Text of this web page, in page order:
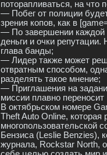
поторапливаться, на что
— Побег от полиции
зрения копов, как в
— По завершении каждой
деньги и очки
глава банды;
— Лидер также может
отвратным способом,
разделять такое мнение;
— Приглашения на
миссии плавно переносит
В октябрьском номере
Theft Auto Online,
многопользовательской
Бензиса (Leslie Benzies),
журнала, Rockstar North,